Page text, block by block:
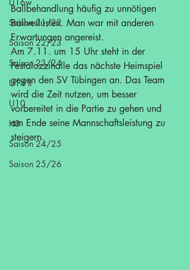
Saison 21/22
Saison 22/23
Saison 23/24
U14 II
U10
H3
Saison 24/25
Saison 25/26
Ballbehandlung häufig zu unnötigen
Ballverlusten. Man war mit anderen
Erwartungen angereist.
Am 7.11. um 15 Uhr steht in der
Pestalozzihalle das nächste Heimspiel
gegen den SV Tübingen an. Das Team
wird die Zeit nutzen, um besser
vorbereitet in die Partie zu gehen und
am Ende seine Mannschaftsleistung zu
steigern.